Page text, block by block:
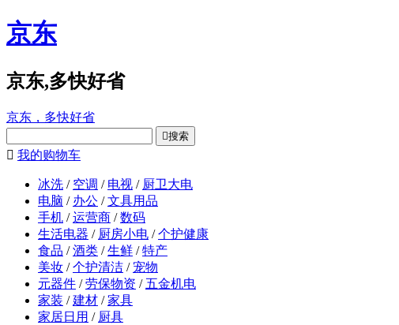
京东
京东,多快好省
京东，多快好省
搜索
 我的购物车
冰洗 / 空调 / 电视 / 厨卫大电
电脑 / 办公 / 文具用品
手机 / 运营商 / 数码
生活电器 / 厨房小电 / 个护健康
食品 / 酒类 / 生鲜 / 特产
美妆 / 个护清洁 / 宠物
元器件 / 劳保物资 / 五金机电
家装 / 建材 / 家具
家居日用 / 厨具